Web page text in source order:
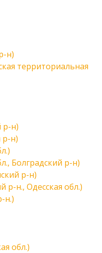
н)
территориальная
р-н)
р-н)
Болградский р-н)
р-н)
р-н., Одесская обл.)
н.)
обл.)